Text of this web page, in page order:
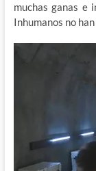
muchas ganas e
Inhumanos no